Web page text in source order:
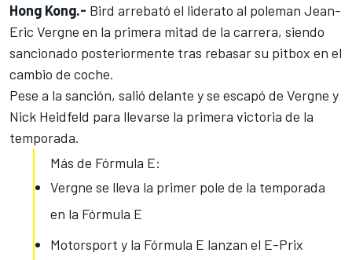
Hong Kong.- Bird arrebató el liderato al poleman Jean-
Eric Vergne en la primera mitad de la carrera, siendo
sancionado posteriormente tras rebasar su pitbox en el
cambio de coche.
Pese a la sanción, salió delante y se escapó de Vergne y
Nick Heidfeld para llevarse la primera victoria de la
temporada.
Más de Fórmula E:
Vergne se lleva la primer pole de la temporada
en la Fórmula E
Motorsport y la Fórmula E lanzan el E-Prix